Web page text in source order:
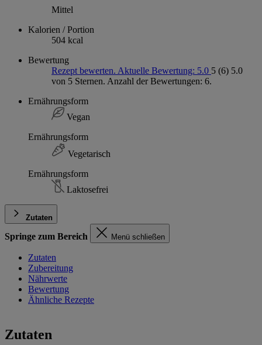
Mittel
Kalorien / Portion
504 kcal
Bewertung
Rezept bewerten. Aktuelle Bewertung: 5.0 5 (6) 5.0
von 5 Sternen. Anzahl der Bewertungen: 6.
Ernährungsform
Vegan
Ernährungsform
Vegetarisch
Ernährungsform
Laktosefrei
Zutaten
Springe zum Bereich Menü schließen
Zutaten
Zubereitung
Nährwerte
Bewertung
Ähnliche Rezepte
Zutaten